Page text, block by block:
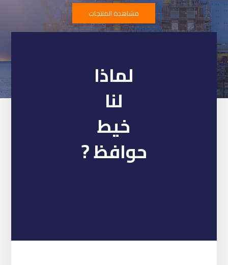
مشاهدة المنتجات
لماذا
لنا
خيط
حوافظ ?